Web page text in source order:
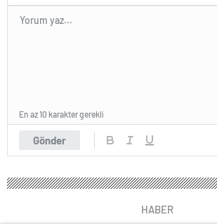
Gönder
En az 10 karakter gerekli
HABER